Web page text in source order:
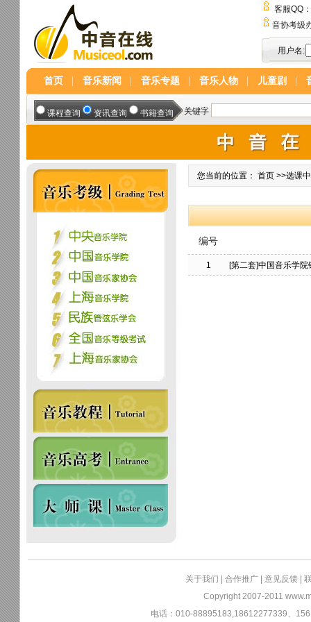
客服QQ：
音协考级
用户名:
首页 音乐新闻 音乐专题 音乐人物 儿童剧
您当前的位置： 首页>>选课
编号
1 [第二套]中国音乐学院
关于我们 合作推广| 意见反馈
Copyright 2007-2011
电话：010-88895183,18612277339、